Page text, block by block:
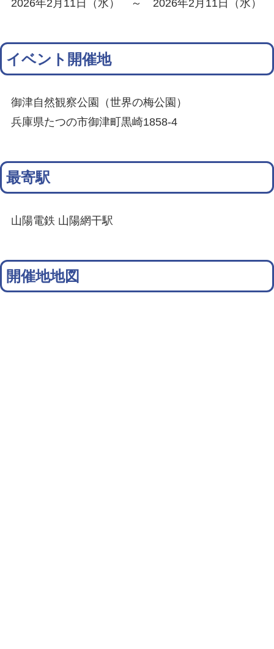
2026年2月11日（水） ～ 2026年2月11日（水）
イベント開催地
御津自然観察公園（世界の梅公園）
兵庫県たつの市御津町黒崎1858-4
最寄駅
山陽電鉄 山陽網干駅
開催地地図